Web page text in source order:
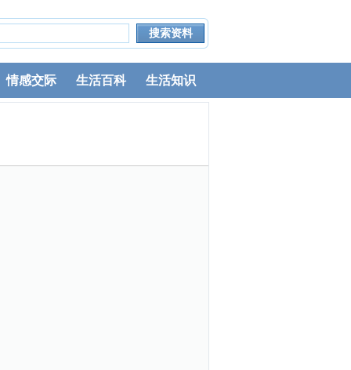
情感交际 生活百科 生活知识